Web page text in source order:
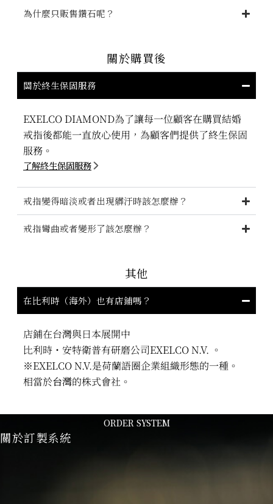
為什麼只販售鑽石呢？
關於購買後
關於終生保固服務
EXELCO DIAMOND為了讓每一位顧客在購買結婚
戒指後都能一直放心使用，為顧客們提供了終生保固
服務。
了解終生保固服務
戒指變得暗淡或者出現髒汙時該怎麼辦？
戒指彎曲或者變形了該怎麼辦？
其他
在比利時（海外）也有店鋪嗎？
店鋪在台灣與日本展開中
比利時・安特衛普有研磨公司EXELCO N.V. 。
※EXELCO N.V.是荷蘭語圈企業組織形態的一種。
相當於台灣的株式會社。
ORDER SYSTEM
關於訂製系統